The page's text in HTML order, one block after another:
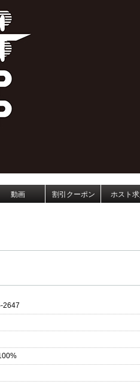
動画 割引クーポン ホスト求
2647